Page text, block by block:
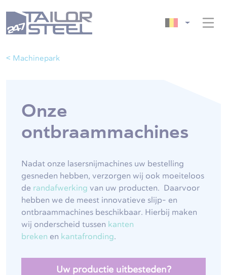
< Machinepark
Onze
ontbraammachines
Nadat onze lasersnijmachines uw bestelling
gesneden hebben, verzorgen wij ook moeiteloos
de randafwerking van uw producten. Daarvoor
hebben we de meest innovatieve slijp- en
ontbraammachines beschikbaar. Hierbij maken
wij onderscheid tussen kanten
breken en kantafronding.
Uw productie uitbesteden?